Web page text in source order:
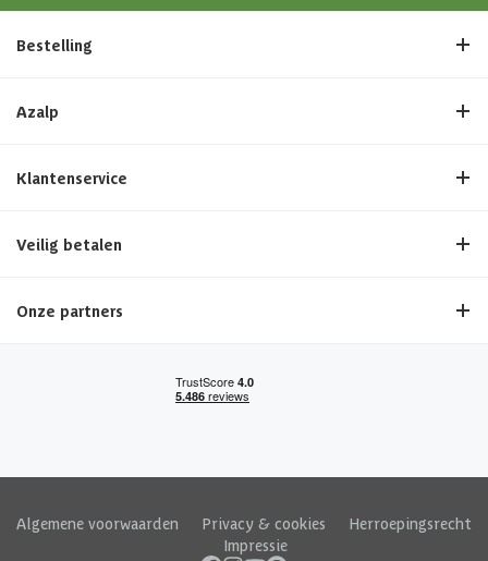
Bestelling
Azalp
Klantenservice
Veilig betalen
Onze partners
Algemene voorwaarden Privacy & cookies
Herroepingsrecht
Impressie